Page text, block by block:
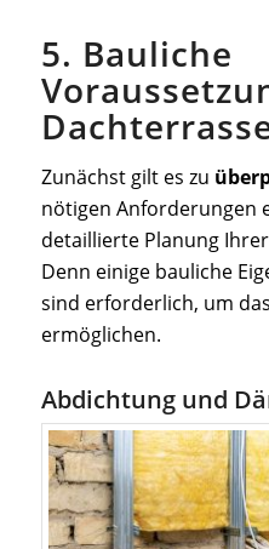
5. Bauliche
Zunächst gilt es zu
nötigen Anforderungen
detaillierte Planung
Denn einige bauliche
sind erforderlich, um das
ermöglichen.
Abdichtung und